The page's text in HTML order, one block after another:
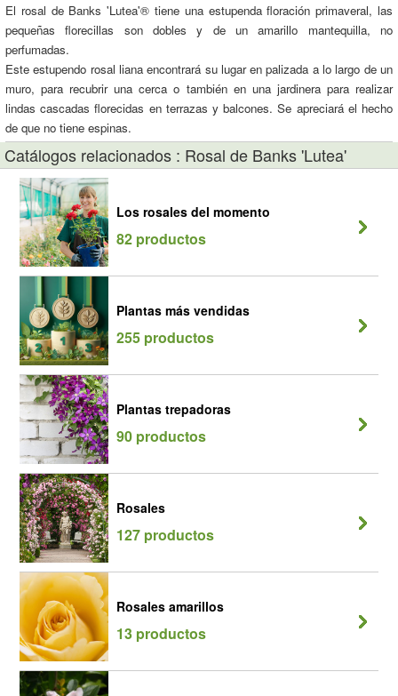
El rosal de Banks 'Lutea'® tiene una estupenda floración primaveral, las
pequeñas florecillas son dobles y de un amarillo mantequilla, no
perfumadas.
Este estupendo rosal liana encontrará su lugar en palizada a lo largo de un
muro, para recubrir una cerca o también en una jardinera para realizar
lindas cascadas florecidas en terrazas y balcones. Se apreciará el hecho
de que no tiene espinas.
Catálogos relacionados : Rosal de Banks 'Lutea'
Los rosales del momento
82 productos
Plantas más vendidas
255 productos
Plantas trepadoras
90 productos
Rosales
127 productos
Rosales amarillos
13 productos